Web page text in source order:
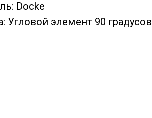
Docke
Угловой элемент 90 градусов